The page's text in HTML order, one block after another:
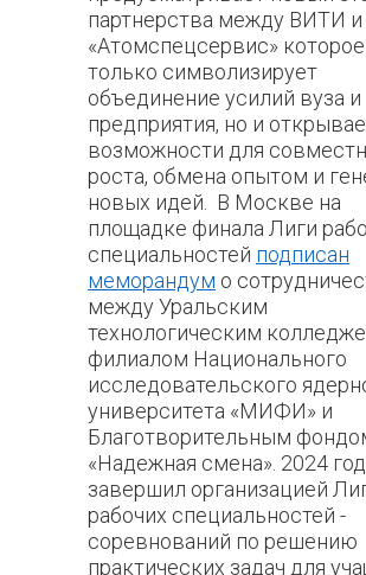
партнерства между ВИТИ и
«Атомспецсервис»
только символизирует
объединение усилий вуза и
предприятия, но и
возможности для
роста, обмена опытом и
новых идей. В Москве на
площадке финала Лиги
специальностей подписан
меморандум о
между Уральским
технологическим
филиалом Национального
исследовательского
университета «МИФИ» и
Благотворительным
«Надежная смена». 2024
завершил организацией
рабочих специальностей -
соревнований по решению
практических задач для